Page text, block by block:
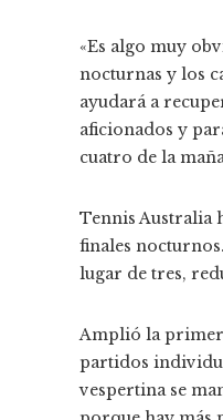
«Es algo muy
nocturnas y los
ayudará a
aficionados y
cuatro de la
Tennis Australia
finales
lugar de tres,
Amplió la
partidos
vespertina se